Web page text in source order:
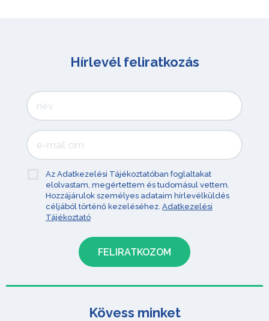
Hírlevél feliratkozás
Az Adatkezelési Tájékoztatóban foglaltakat
elolvastam, megértettem és tudomásul vettem.
Hozzájárulok személyes adataim hírlevélküldés
céljából történő kezeléséhez. Adatkezelési
Tájékoztató
Kövess minket